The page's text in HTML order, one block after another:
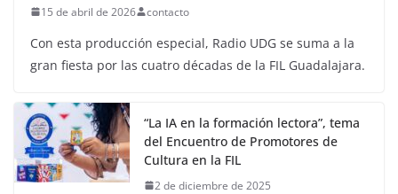
15 de abril de 2026 contacto
Con esta producción especial, Radio UDG se suma a la
gran fiesta por las cuatro décadas de la FIL Guadalajara.
“La IA en la formación lectora”, tema
del Encuentro de Promotores de
Cultura en la FIL
2 de diciembre de 2025